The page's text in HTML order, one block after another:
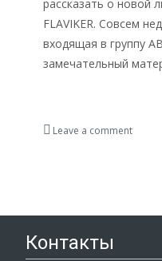
рассказать о новой
FLAVIKER. Совсем
входящая в группу
замечательный
Leave a comment
Контакты